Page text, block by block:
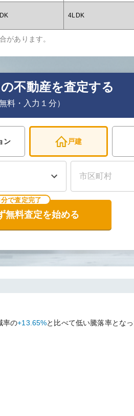
4LDK
があります。
不動産を査定する
料・入力１分）
ン 戸建
分で査定完了
無料査定を始める
率の+13.65%と比べて低い騰落率とな